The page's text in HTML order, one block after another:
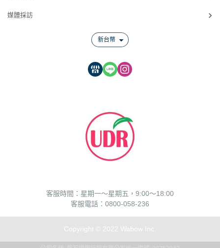
客服時間：星期一～星期五，9:00～18:00
客服電話：0800-058-236
媒體採訪
新台幣
Copyright © 2022 Wabow Inc.